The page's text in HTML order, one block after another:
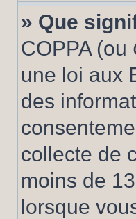
» Que
COPPA (ou
une loi aux
des
collecte de
moins de
lorsque